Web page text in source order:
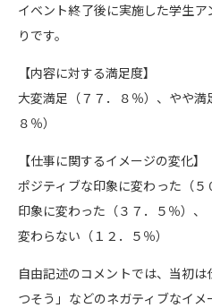
イベント終了後に実施した学生
りです。
【内容に対する満足度】
大変満足（７７．８％）、やや満
８％）
【仕事に関するイメージの変化】
ポジティブな印象に変わった（
印象に変わった（３７．５％）、
変わらない（１２．５％）
自由記述のコメントでは、当初
つそう」などのネガティブなイメ